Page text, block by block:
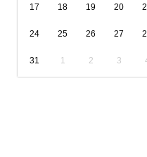
17 18 19 20
24 25 26 27
31 1 2 3